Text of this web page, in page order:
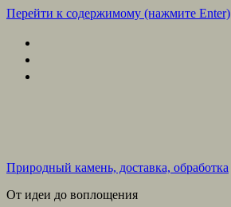
Перейти к содержимому (нажмите Enter)
Природный камень, доставка, обработка
От идеи до воплощения